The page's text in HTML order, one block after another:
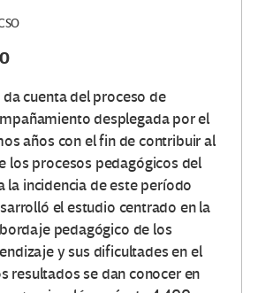
cuenta del proceso de
desplegada por el
años con el fin de contribuir al
los procesos pedagógicos del
la incidencia de este período
el estudio centrado en la
pedagógico de los
y sus dificultades en el
resultados se dan conocer en